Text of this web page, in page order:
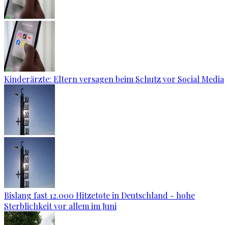
Kinderärzte: Eltern versagen beim Schutz vor Social Media
Bislang fast 12.000 Hitzetote in Deutschland - hohe
Sterblichkeit vor allem im Juni